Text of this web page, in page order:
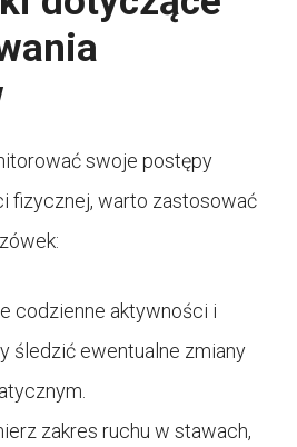
swoje postępy
fizycznej, warto zastosować
codzienne aktywności i
śledzić ewentualne zmiany
zakres ruchu w stawach,